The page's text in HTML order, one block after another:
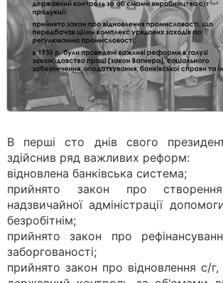
В перші сто днів свого
здійснив ряд важливих реформ:
відновлена банківська система;
прийнято закон про
надзвичайної адміністрації
безробітнім;
прийнято закон про
заборгованості;
прийнято закон про відновлення с/